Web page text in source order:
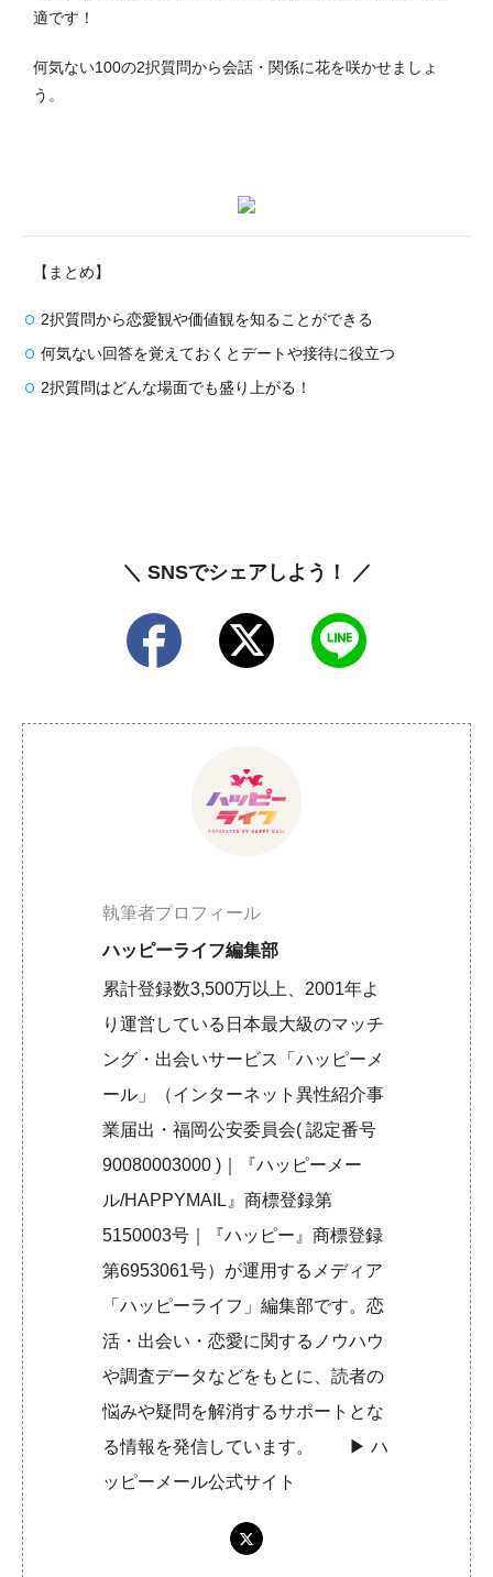
適です！
何気ない100の2択質問から会話・関係に花を咲かせましょ
う。
【まとめ】
2択質問から恋愛観や価値観を知ることができる
何気ない回答を覚えておくとデートや接待に役立つ
2択質問はどんな場面でも盛り上がる！
＼ SNSでシェアしよう！ ／
執筆者プロフィール
ハッピーライフ編集部
累計登録数3,500万以上、2001年よ
り運営している日本最大級のマッチ
ング・出会いサービス「ハッピーメ
ール」（インターネット異性紹介事
業届出・福岡公安委員会( 認定番号
90080003000 )｜『ハッピーメー
ル/HAPPYMAIL』商標登録第
5150003号｜『ハッピー』商標登録
第6953061号）が運用するメディア
「ハッピーライフ」編集部です。恋
活・出会い・恋愛に関するノウハウ
や調査データなどをもとに、読者の
悩みや疑問を解消するサポートとな
る情報を発信しています。 ▶︎ハ
ッピーメール公式サイト